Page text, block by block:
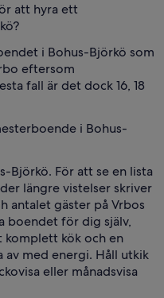
att hyra ett
i Bohus-Björkö som
eftersom
fall är det dock 16, 18
i Bohus-
Björkö. För att se en lista
längre vistelser skriver
antalet gäster på Vrbos
boendet för dig själv,
komplett kök och en
med energi. Håll utkik
eller månadsvisa